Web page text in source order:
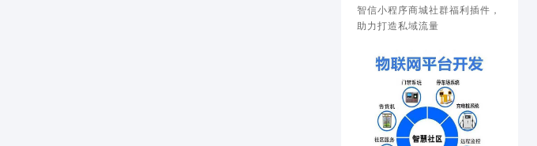
人用品，享受安全、私密的购物
环境。快来加入我们的商城，探
智信小程序商城社群福利插件，
助力打造私域流量